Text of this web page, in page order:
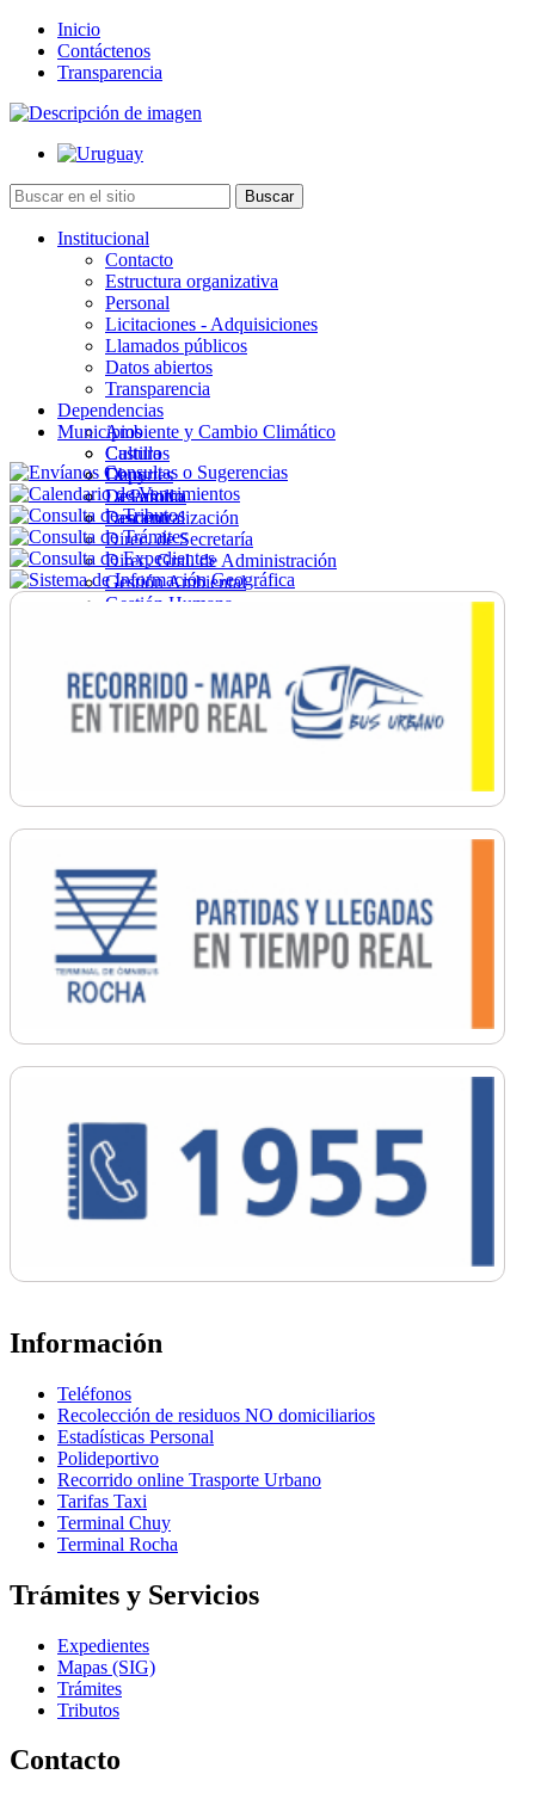
Inicio
Contáctenos
Transparencia
Institucional
Contacto
Estructura organizativa
Personal
Licitaciones - Adquisiciones
Llamados públicos
Datos abiertos
Transparencia
Dependencias
Ambiente y Cambio Climático
Cultura
Deportes
Desarrollo
Descentralización
Direc. de Secretaría
Direc. Gral. de Administración
Gestión Ambiental
Gestión Humana
Ordenamiento
Promoción Social
Salud
Secretaría General
Municipios
Castillos
Chuy
La Paloma
Lascano
Información
Teléfonos
Recolección de residuos NO domiciliarios
Estadísticas Personal
Polideportivo
Recorrido online Trasporte Urbano
Tarifas Taxi
Terminal Chuy
Terminal Rocha
Trámites y Servicios
Expedientes
Mapas (SIG)
Trámites
Tributos
Contacto